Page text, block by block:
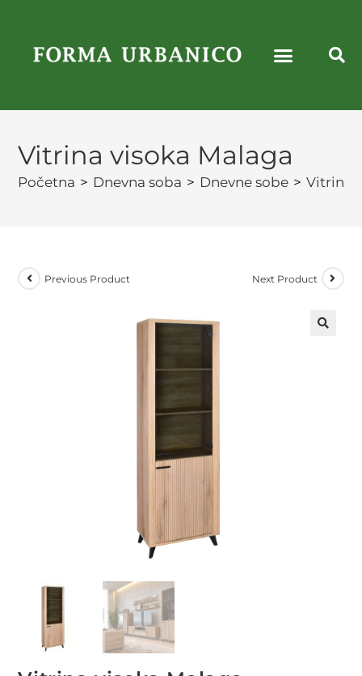
Vitrina visoka Malaga
Početna > Dnevna soba > Dnevne sobe > Vitrine
Previous Product Next Product